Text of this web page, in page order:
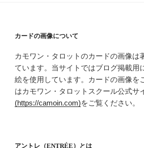
カードの画像について
カモワン・タロットのカードの画像は
ています。当サイトではブログ掲載用
絵を使用しています。カードの画像を
はカモワン・タロットスクール公式サ
(https://camoin.com)をご覧ください。
アントレ（ENTRÉE）とは